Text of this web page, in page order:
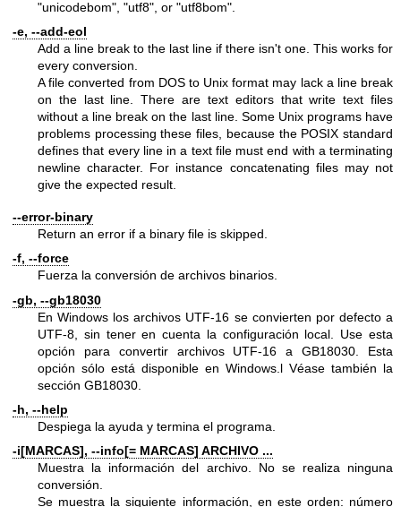
"unicodebom" "utf8" , or "utf8bom"
-e, --add-eol
Add a line break to the last line if there isn't one. This works for
every conversion.
A file converted from DOS to Unix format may lack a line break
on the last line. There are text editors that write text files
without a line break on the last line. Some Unix programs have
problems processing these files, because the POSIX standard
defines that every line in a text file must end with a terminating
newline character. For instance concatenating files may not
give the expected result.
--error-binary
Return an error if a binary file is skipped.
-f, --force
Fuerza la conversión de archivos binarios.
-gb, --gb18030
En Windows los archivos UTF-16 se convierten por defecto a
UTF-8, sin tener en cuenta la configuración local. Use esta
opción para convertir archivos UTF-16 a GB18030. Esta
opción sólo está disponible en Windows.l Véase también la
sección GB18030.
-h, --help
Despiega la ayuda y termina el programa.
-i[MARCAS], --info[= MARCAS] ARCHIVO ...
Muestra la información del archivo. No se realiza ninguna
conversión.
Se muestra la siguiente información, en este orden: número